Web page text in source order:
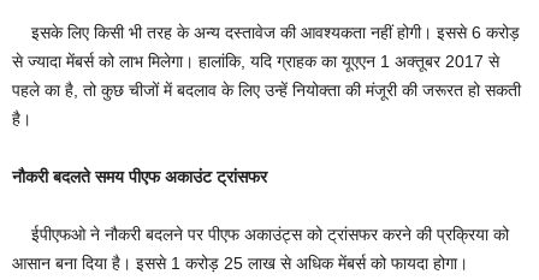
इसके लिए किसी भी तरह के अन्‍य दस्‍तावेज की आवश्‍यकता नहीं होगी। इससे 6 करोड़
से ज्यादा मेंबर्स को लाभ मिलेगा। हालांकि, यदि ग्राहक का यूएएन 1 अक्तूबर 2017 से
पहले का है, तो कुछ चीजों में बदलाव के लिए उन्हें नियोक्ता की मंजूरी की जरूरत हो सकती
है।
नौकरी बदलते समय पीएफ अकाउंट ट्रांसफर
ईपीएफओ ने नौकरी बदलने पर पीएफ अकाउंट्स को ट्रांसफर करने की प्रक्रिया को
आसान बना दिया है। इससे 1 करोड़ 25 लाख से अधिक मेंबर्स को फायदा होगा।